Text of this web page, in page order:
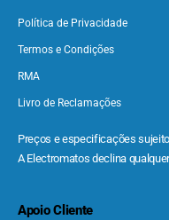
Política de Privacidade
Termos e Condições
RMA
Livro de Reclamações
Preços e especificações
A Electromatos declina
Apoio Cliente